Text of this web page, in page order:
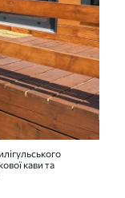
кави та